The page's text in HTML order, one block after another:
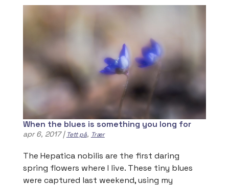
When the blues is something you long for
apr 6, 2017| Tett på, Trær
The Hepatica nobilis are the first daring
spring flowers where I live. These tiny blues
were captured last weekend, using my